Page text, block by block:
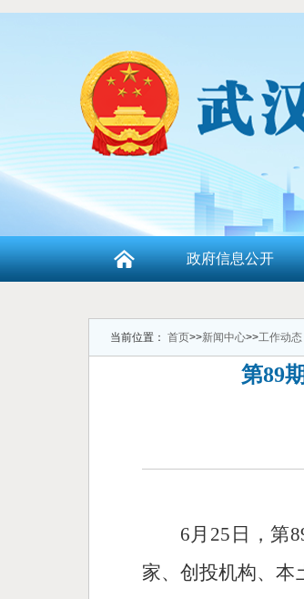
政府信息公开
当前位置： 首页>>新闻中心>>工作动态
第89
6月25日，第
家、创投机构、本